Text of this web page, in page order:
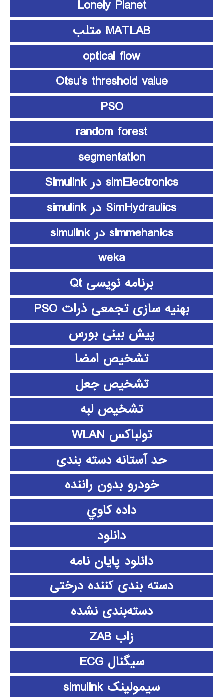
Lonely Planet
MATLAB متلب
optical flow
Otsu’s threshold value
PSO
random forest
segmentation
simElectronics در Simulink
SimHydraulics در simulink
simmehanics در simulink
weka
برنامه نویسی Qt
بهنیه سازی تجمعی ذرات PSO
پیش بینی بورس
تشخیص امضا
تشخیص جعل
تشخیص لبه
تولباکس WLAN
حد آستانه دسته بندی
خودرو بدون راننده
داده كاوي
دانلود
دانلود پايان نامه
دسته بندی کننده درختی
دسته‌بندی نشده
زاب ZAB
سیگنال ECG
سیمولینک simulink